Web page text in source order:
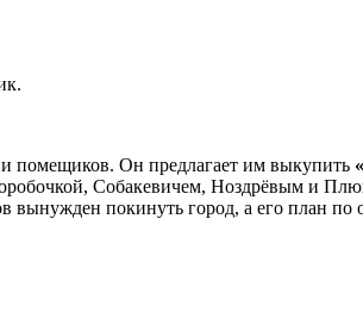
помещиков. Он предлагает им выкупить «
Собакевичем, Ноздрёвым и
вынужден покинуть город, а его план по